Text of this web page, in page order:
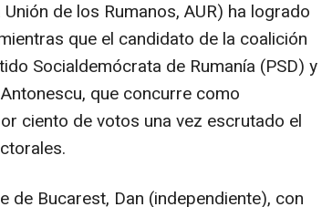
de los Rumanos, AUR) ha logrado
que el candidato de la coalición
Socialdemócrata de Rumanía (PSD) y
que concurre como
ciento de votos una vez escrutado el
de Bucarest, Dan (independiente), con